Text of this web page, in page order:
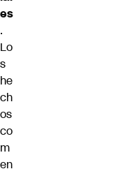
es
.
Lo
s
he
ch
os
co
m
en